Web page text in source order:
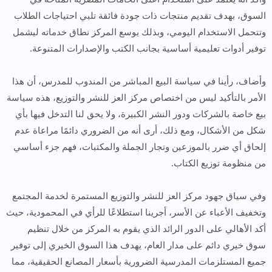
السوق، بهدف تقديم منتجات ذات جودة فائقة تلبي احتياجات الطلاب
وتتحمل الاستخدام اليومي، وبذلك يوسع المركز نطاق خدماته ليشمل
توفير أدوات تعليمية أساسية بجانب الكتب والإصدارات المتنوعة.
وأضاف، رأينا في سياسة البيع المباشر من المندوب للمدرس، أن هذا
الأمر بالتأكيد ليس من اختصاص مركز العز للنشر والتوزيع، هذه سياسة
بيع خاصة بالشركات ودور النشر الكبيرة، ولا يحق لنا التدخل فيها بأي
شكل من الأشكال، ومع ذلك، أرى أنه من الضروري دائمًا مراعاة عدم
إلحاق أي ضرر بالموزعين وتجار الجملة والمكتبات، فهم جزء أساسي
من منظومة توزيع الكتاب.
وفي سياق جهود مركز العز للنشر والتوزيع المستمرة لخدمة المجتمع
وتخفيف الأعباء عن الأسر، أجرينا استطلاعًا للرأي في المحمودية، حيث
أكد الأهالي على الدور الرائد الذي يقوم به المركز من خلال تنظيم
سوق خيري دائم على مدار العام، يهدف هذا السوق الخيري إلى توفير
جميع المستلزمات المدرسية الضرورية بأسعار المصانع الحقيقية، مما